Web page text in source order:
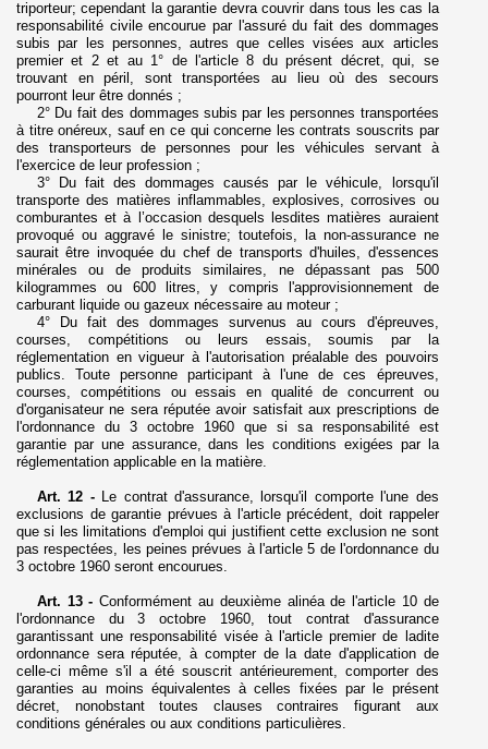
triporteur; cependant la garantie devra couvrir dans tous les cas la
responsabilité civile encourue par l'assuré du fait des dommages
subis par les personnes, autres que celles visées aux articles
premier et 2 et au 1° de l'article 8 du présent décret, qui, se
trouvant en péril, sont transportées au lieu où des secours
pourront leur être donnés ;
2° Du fait des dommages subis par les personnes transportées
à titre onéreux, sauf en ce qui concerne les contrats souscrits par
des transporteurs de personnes pour les véhicules servant à
l'exercice de leur profession ;
3° Du fait des dommages causés par le véhicule, lorsqu'il
transporte des matières inflammables, explosives, corrosives ou
comburantes et à l’occasion desquels lesdites matières auraient
provoqué ou aggravé le sinistre; toutefois, la non-assurance ne
saurait être invoquée du chef de transports d'huiles, d'essences
minérales ou de produits similaires, ne dépassant pas 500
kilogrammes ou 600 litres, y compris l'approvisionnement de
carburant liquide ou gazeux nécessaire au moteur ;
4° Du fait des dommages survenus au cours d'épreuves,
courses, compétitions ou leurs essais, soumis par la
réglementation en vigueur à l'autorisation préalable des pouvoirs
publics. Toute personne participant à l'une de ces épreuves,
courses, compétitions ou essais en qualité de concurrent ou
d'organisateur ne sera réputée avoir satisfait aux prescriptions de
l'ordonnance du 3 octobre 1960 que si sa responsabilité est
garantie par une assurance, dans les conditions exigées par la
réglementation applicable en la matière.
Art. 12 -Le contrat d'assurance, lorsqu'il comporte l'une des
exclusions de garantie prévues à l'article précédent, doit rappeler
que si les limitations d'emploi qui justifient cette exclusion ne sont
pas respectées, les peines prévues à l'article 5 de l'ordonnance du
3 octobre 1960 seront encourues.
Art. 13 - Conformément au deuxième alinéa de l'article 10 de
l'ordonnance du 3 octobre 1960, tout contrat d'assurance
garantissant une responsabilité visée à l'article premier de ladite
ordonnance sera réputée, à compter de la date d'application de
celle-ci même s'il a été souscrit antérieurement, comporter des
garanties au moins équivalentes à celles fixées par le présent
décret, nonobstant toutes clauses contraires figurant aux
conditions générales ou aux conditions particulières.